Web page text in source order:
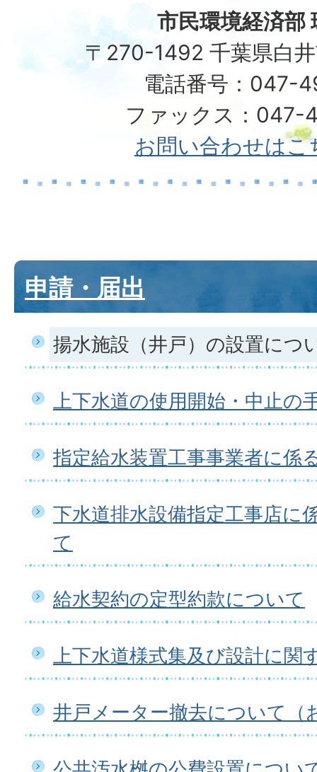
市民環境経済部
〒270-1492 千葉県白
電話番号：047-
ファックス：047-
お問い合わせはこ
申請・届出
揚水施設（井戸）の設置につ
上下水道の使用開始・中止の
指定給水装置工事事業者に係
下水道排水設備指定工事店に
て
給水契約の定型約款について
上下水道様式集及び設計に関
井戸メーター撤去について（